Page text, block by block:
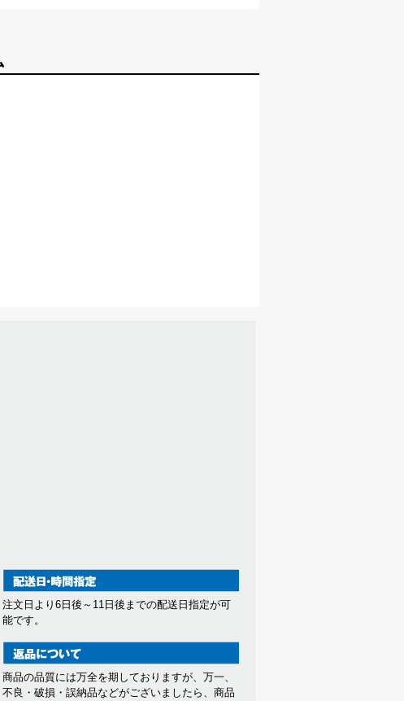
注文日より6日後～11日後までの配送日指定が可
能です。
商品の品質には万全を期しておりますが、万一、
不良・破損・誤納品などがございましたら、商品